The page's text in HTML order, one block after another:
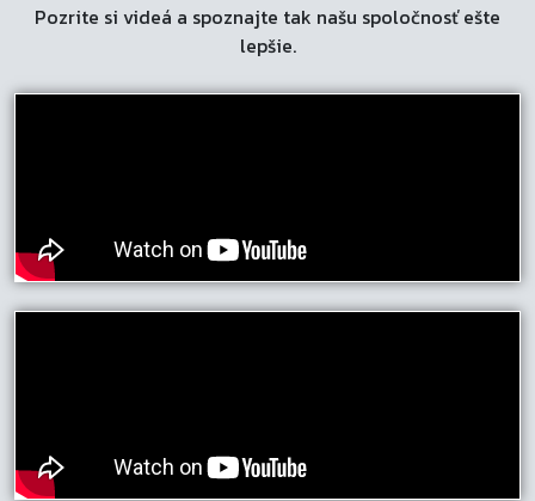
na
Pozrite si videá a spoznajte tak našu spoločnosť ešte
lepšie.